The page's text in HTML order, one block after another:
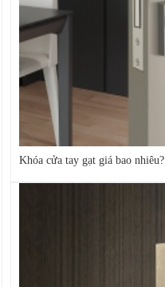
Khóa cửa tay gạt giá bao nhiêu?